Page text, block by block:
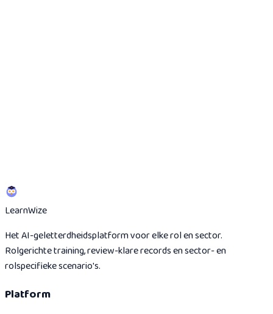
LearnWize
Het AI-geletterdheidsplatform voor elke rol en sector.
Rolgerichte training, review-klare records en sector- en
rolspecifieke scenario's.
Platform